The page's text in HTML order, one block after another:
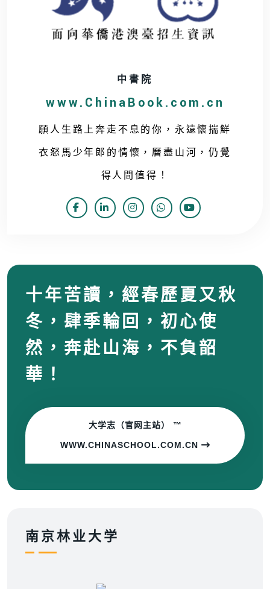
中書院
www.ChinaBook.com.cn
願人生路上奔走不息的你，永遠懷揣鮮
衣怒馬少年郎的情懷，曆盡山河，仍覺
得人間值得！
十年苦讀，經春歷夏又秋
冬，肆季輪回，初心使
然，奔赴山海，不負韶
華！
大学志（官网主站） ™
WWW.CHINASCHOOL.COM.CN
南京林业大学